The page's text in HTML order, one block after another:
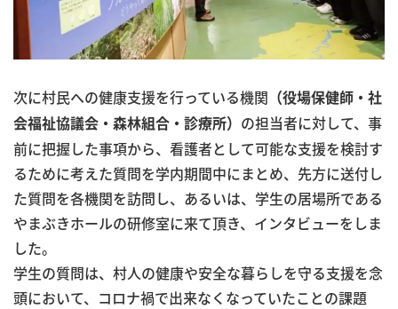
次に村民への健康支援を行っている機関 （役場保健師・社
会福祉協議会・森林組合・診療所） の担当者に対して、事
前に把握した事項から、看護者として可能な支援を検討す
るために考えた質問を学内期間中にまとめ、先方に送付し
た質問を各機関を訪問し、あるいは、学生の居場所である
やまぶきホールの研修室に来て頂き、インタビューをしま
した。
学生の質問は、村人の健康や安全な暮らしを守る支援を念
頭において、コロナ禍で出来なくなっていたことの課題